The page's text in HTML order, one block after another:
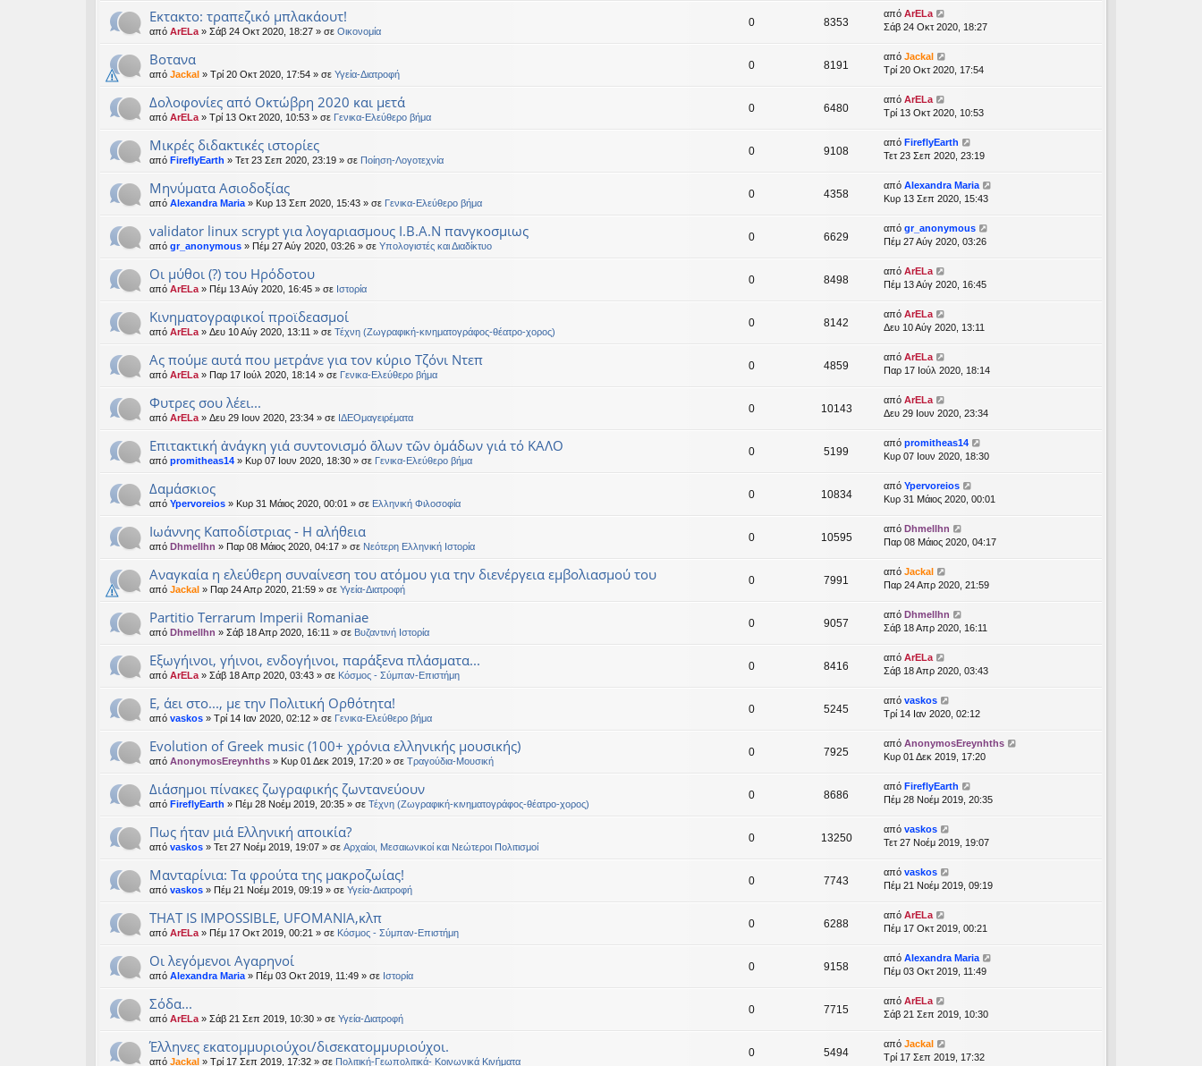
Εκτακτο: τραπεζικό μπλακάουτ!
από ArELa» Σάβ 24 Οκτ 2020, 18:27 » σε Oικονομία
0 8353
από ArELa
Σάβ 24 Οκτ 2020, 18:27
Βοτανα
από Jackal » Τρί 20 Οκτ 2020, 17:54 » σε Υγεία-Διατροφή
0 8191
από Jackal
Τρί 20 Οκτ 2020, 17:54
Δολοφονίες από Οκτώβρη 2020 και μετά
από ArELa» Τρί 13 Οκτ 2020, 10:53 » σε Γενικα-Ελεύθερο βήμα
0 6480
από ArELa
Τρί 13 Οκτ 2020, 10:53
Μικρές διδακτικές ιστορίες
από FireflyEarth » Τετ 23 Σεπ 2020, 23:19 » σε Ποίηση-Λογοτεχνία
0 9108
από FireflyEarth
Τετ 23 Σεπ 2020, 23:19
Μηνύματα Ασιοδοξίας
από Alexandra Maria» Κυρ 13 Σεπ 2020, 15:43 » σε Γενικα-Ελεύθερο βήμα
0 4358
από Alexandra Maria
Κυρ 13 Σεπ 2020, 15:43
validator linux scrypt για λογαριασμους Ι.Β.Α.Ν πανγκοσμιως
από gr_anonymous » Πέμ 27 Αύγ 2020, 03:26 » σε Υπολογιστές και Διαδίκτυο
0 6629
από gr_anonymous
Πέμ 27 Αύγ 2020, 03:26
Οι μύθοι (?) του Ηρόδοτου
από ArELa» Πέμ 13 Αύγ 2020, 16:45 » σε Ιστορία
0 8498
από ArELa
Πέμ 13 Αύγ 2020, 16:45
Κινηματογραφικοί προϊδεασμοί
από ArELa» Δευ 10 Αύγ 2020, 13:11 » σε Τέχνη (Ζωγραφική-κινηματογράφος-θέατρο-χορος)
0 8142
από ArELa
Δευ 10 Αύγ 2020, 13:11
Ας πούμε αυτά που μετράνε για τον κύριο Τζόνι Ντεπ
από ArELa» Παρ 17 Ιούλ 2020, 18:14 » σε Γενικα-Ελεύθερο βήμα
0 4859
από ArELa
Παρ 17 Ιούλ 2020, 18:14
Φυτρες σου λέει...
από ArELa» Δευ 29 Ιουν 2020, 23:34 » σε ΙΔΕΟμαγειρέματα
0 10143
από ArELa
Δευ 29 Ιουν 2020, 23:34
Επιτακτική ἀνάγκη γιά συντονισμό ὅλων τῶν ὁμάδων γιά τό ΚΑΛΟ
από promitheas14 » Κυρ 07 Ιουν 2020, 18:30 » σε Γενικα-Ελεύθερο βήμα
0 5199
από promitheas14
Κυρ 07 Ιουν 2020, 18:30
Δαμάσκιος
από Ypervoreios » Κυρ 31 Μάιος 2020, 00:01 » σε Ελληνική Φιλοσοφία
0 10834
από Ypervoreios
Κυρ 31 Μάιος 2020, 00:01
Ιωάννης Καποδίστριας - Η αλήθεια
από Dhmellhn » Παρ 08 Μάιος 2020, 04:17 » σε Νεότερη Ελληνική Ιστορία
0 10595
από Dhmellhn
Παρ 08 Μάιος 2020, 04:17
Αναγκαία η ελεύθερη συναίνεση του ατόμου για την διενέργεια εμβολιασμού του
από Jackal » Παρ 24 Απρ 2020, 21:59 » σε Υγεία-Διατροφή
0 7991
από Jackal
Παρ 24 Απρ 2020, 21:59
Partitio Terrarum Imperii Romaniae
από Dhmellhn » Σάβ 18 Απρ 2020, 16:11 » σε Βυζαντινή Ιστορία
0 9057
από Dhmellhn
Σάβ 18 Απρ 2020, 16:11
Εξωγήινοι, γήινοι, ενδογήινοι, παράξενα πλάσματα...
από ArELa» Σάβ 18 Απρ 2020, 03:43 » σε Κόσμος - Σύμπαν-Επιστήμη
0 8416
από ArELa
Σάβ 18 Απρ 2020, 03:43
Ε, άει στο..., με την Πολιτική Ορθότητα!
από vaskos » Τρί 14 Ιαν 2020, 02:12 » σε Γενικα-Ελεύθερο βήμα
0 5245
από vaskos
Τρί 14 Ιαν 2020, 02:12
Evolution of Greek music (100+ χρόνια ελληνικής μουσικής)
από AnonymosEreynhths » Κυρ 01 Δεκ 2019, 17:20 » σε Τραγούδια-Μουσική
0 7925
από AnonymosEreynhths
Κυρ 01 Δεκ 2019, 17:20
Διάσημοι πίνακες ζωγραφικής ζωντανεύουν
από FireflyEarth » Πέμ 28 Νοέμ 2019, 20:35 » σε Τέχνη (Ζωγραφική-κινηματογράφος-θέατρο-χορος)
0 8686
από FireflyEarth
Πέμ 28 Νοέμ 2019, 20:35
Πως ήταν μιά Ελληνική αποικία?
από vaskos » Τετ 27 Νοέμ 2019, 19:07 » σε Αρχαίοι, Μεσαιωνικοί και Νεώτεροι Πολιτισμοί
0 13250
από vaskos
Τετ 27 Νοέμ 2019, 19:07
Μανταρίνια: Τα φρούτα της μακροζωίας!
από vaskos » Πέμ 21 Νοέμ 2019, 09:19 » σε Υγεία-Διατροφή
0 7743
από vaskos
Πέμ 21 Νοέμ 2019, 09:19
THAT IS IMPOSSIBLE, UFOMANIA,κλπ
από ArELa» Πέμ 17 Οκτ 2019, 00:21 » σε Κόσμος - Σύμπαν-Επιστήμη
0 6288
από ArELa
Πέμ 17 Οκτ 2019, 00:21
Οι λεγόμενοι Αγαρηνοί
από Alexandra Maria» Πέμ 03 Οκτ 2019, 11:49 » σε Ιστορία
0 9158
από Alexandra Maria
Πέμ 03 Οκτ 2019, 11:49
Σόδα...
από ArELa» Σάβ 21 Σεπ 2019, 10:30 » σε Υγεία-Διατροφή
0 7715
από ArELa
Σάβ 21 Σεπ 2019, 10:30
Έλληνες εκατομμυριούχοι/δισεκατομμυριούχοι.
από Jackal » Τρί 17 Σεπ 2019, 17:32 » σε Πολιτική-Γεωπολιτικά- Κοινωνικά Κινήματα
0 5494
από Jackal
Τρί 17 Σεπ 2019, 17:32